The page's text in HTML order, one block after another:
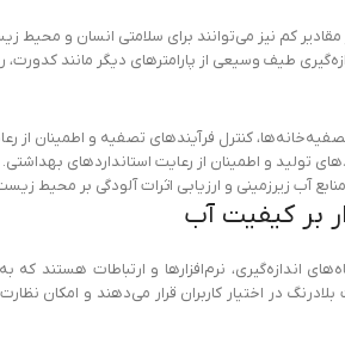
کم نیز می‌توانند برای سلامتی انسان و محیط
طیف وسیعی از پارامترهای دیگر مانند
کنترل فرآیندهای تصفیه و اطمینان از
تولید و اطمینان از رعایت استانداردهای بهداشتی.
آب زیرزمینی و ارزیابی اثرات آلودگی بر محیط
بر کیفیت آب
اندازه‌گیری، نرم‌افزارها و ارتباطات هستند
در اختیار کاربران قرار می‌دهند و امکان